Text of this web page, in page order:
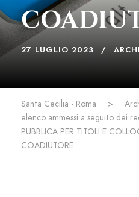
27 LUGLIO 2023
Santa Cecilia - Roma >
elenco ammessi a seguito dei
PUBBLICA PER TITOLI E
COADIUTORE